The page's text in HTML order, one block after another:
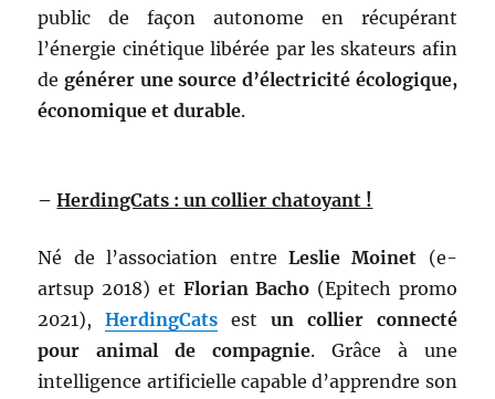
public de façon autonome en récupérant
l’énergie cinétique libérée par les skateurs afin
degénérer une source d’électricité écologique,
économique et durable.
–HerdingCats : un collier chatoyant !
Né de l’association entre Leslie Moinet (e-
artsup 2018) et Florian Bacho (Epitech promo
2021),HerdingCats est un collier connecté
pour animal de compagnie. Grâce à une
intelligence artificielle capable d’apprendre son